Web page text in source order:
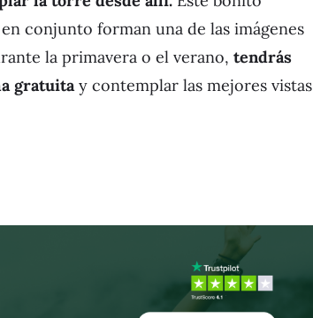
conjunto forman una de las imágenes
la primavera o el verano, tendrás
gratuitay contemplar las mejores vistas